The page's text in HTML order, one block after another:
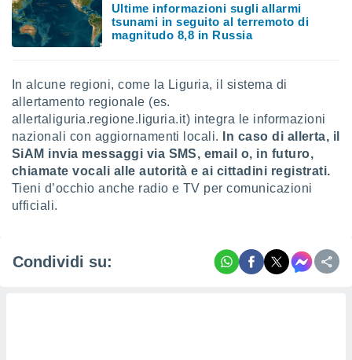
Ultime informazioni sugli allarmi
tsunami in seguito al terremoto di
magnitudo 8,8 in Russia
In alcune regioni, come la Liguria, il sistema di
allertamento regionale (es.
allertaliguria.regione.liguria.it) integra le informazioni
nazionali con aggiornamenti locali.
In caso di allerta, il
SiAM invia messaggi via SMS, email o, in futuro,
chiamate vocali alle autorità e ai cittadini registrati.
Tieni d’occhio anche radio e TV per comunicazioni
ufficiali.
Condividi su: